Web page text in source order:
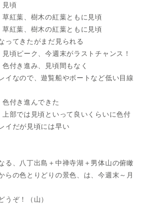
見頃
紅葉、樹木の紅葉ともに見頃
紅葉、樹木の紅葉ともに見頃
ってきたがまだ見られる
頃ピーク、今週末がラストチャンス！
付き進み、見頃間もなく
イなので、遊覧船やボートなど低い目線
付き進んできた
部では見頃といって良いくらいに色付
イだが見頃には早い
る、八丁出島＋中禅寺湖＋男体山の俯瞰
らの色とりどりの景色、は、今週末～月
うぞ！（山）